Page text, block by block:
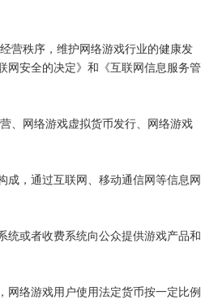
秩序，维护网络游戏行业的健康发
网安全的决定》和《互联网信息服务管
网络游戏虚拟货币发行、网络游戏
，通过互联网、移动通信网等信息网
或者收费系统向公众提供游戏产品和
络游戏用户使用法定货币按一定比例